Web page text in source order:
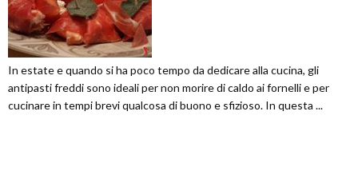
In estate e quando si ha poco tempo da dedicare alla cucina, gli
antipasti freddi sono ideali per non morire di caldo ai fornelli e per
cucinare in tempi brevi qualcosa di buono e sfizioso. In questa ...